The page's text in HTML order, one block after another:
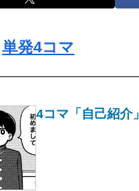
単発4コマ
4コマ「自己紹介」